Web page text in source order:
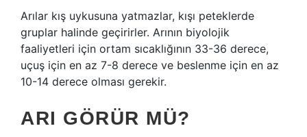
Arılar kış uykusuna yatmazlar, kışı peteklerde
gruplar halinde geçirirler. Arının biyolojik
faaliyetleri için ortam sıcaklığının 33-36 derece,
uçuş için en az 7-8 derece ve beslenme için en az
10-14 derece olması gerekir.
ARI GÖRÜR MÜ?